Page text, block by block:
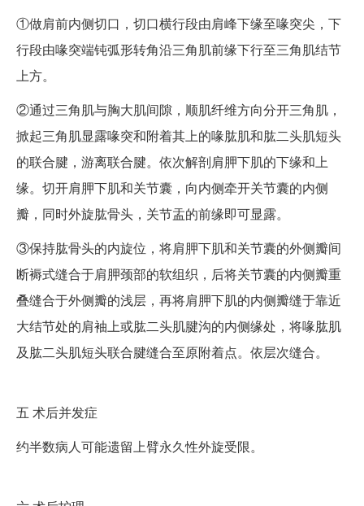
①做肩前内侧切口，切口横行段由肩峰下缘至喙突尖，下
行段由喙突端钝弧形转角沿三角肌前缘下行至三角肌结节
上方。
②通过三角肌与胸大肌间隙，顺肌纤维方向分开三角肌，
掀起三角肌显露喙突和附着其上的喙肱肌和肱二头肌短头
的联合腱，游离联合腱。依次解剖肩胛下肌的下缘和上
缘。切开肩胛下肌和关节囊，向内侧牵开关节囊的内侧
瓣，同时外旋肱骨头，关节盂的前缘即可显露。
③保持肱骨头的内旋位，将肩胛下肌和关节囊的外侧瓣间
断褥式缝合于肩胛颈部的软组织，后将关节囊的内侧瓣重
叠缝合于外侧瓣的浅层，再将肩胛下肌的内侧瓣缝于靠近
大结节处的肩袖上或肱二头肌腱沟的内侧缘处，将喙肱肌
及肱二头肌短头联合腱缝合至原附着点。依层次缝合。
五 术后并发症
约半数病人可能遗留上臂永久性外旋受限。